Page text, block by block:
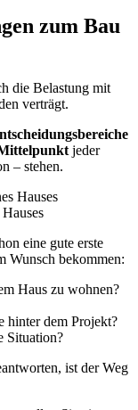
zum Bau
die Belastung mit
verträgt.
jeder
– stehen.
eine gute erste
Wunsch bekommen:
Haus zu wohnen?
hinter dem Projekt?
Situation?
ist der Weg